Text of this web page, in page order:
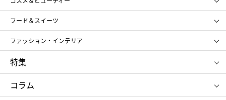
メンズ
スポーツ・アウトドア
お中元
お歳暮
SHISEIDO
ポール&ジョー ボーテ
ジルスチュアート
NARS
RMK
クリニーク
SK-Ⅱ
フード＆スイーツ
アンリ・シャルパンティエ
ゴディバ
新宿高野
たねや
ねんりん家
ファッション・インテリア
ポロ ラルフ ローレン
タケオ キクチ
ママ＆キッズ
シュタイフ
特集
お中元
ひな人形
五月人形
コラム